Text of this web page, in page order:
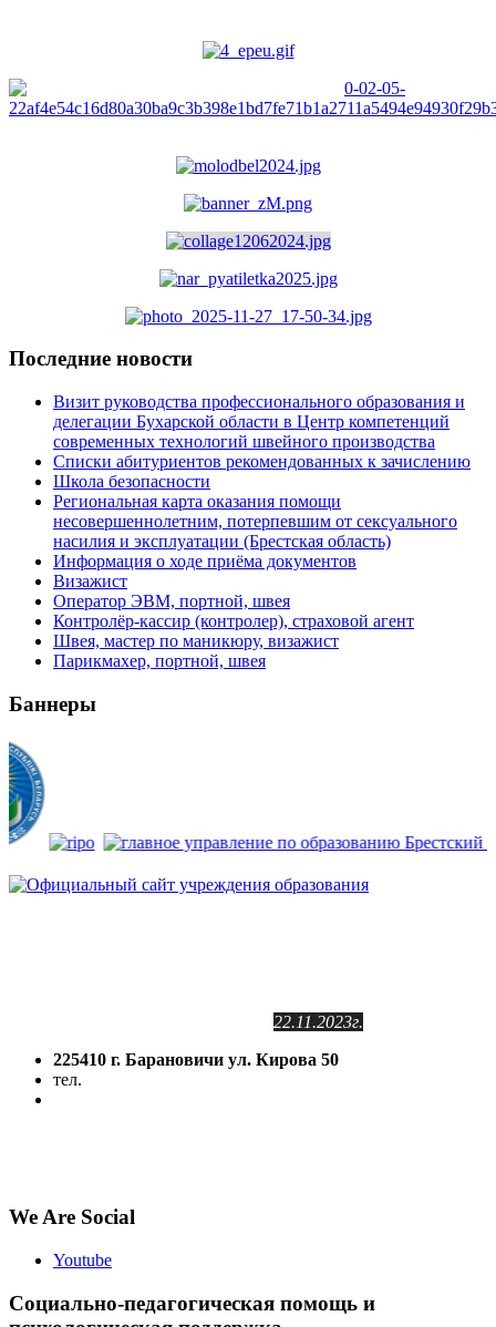
Последние новости
Визит руководства профессионального образования и
делегации Бухарской области в Центр компетенций
современных технологий швейного производства
Списки абитуриентов рекомендованных к зачислению
Школа безопасности
Региональная карта оказания помощи
несовершеннолетним, потерпевшим от сексуального
насилия и эксплуатации (Брестская область)
Информация о ходе приёма документов
Визажист
Оператор ЭВМ, портной, швея
Контролёр-кассир (контролер), страховой агент
Швея, мастер по маникюру, визажист
Парикмахер, портной, швея
Баннеры
22.11.2023г.
225410 г. Барановичи ул. Кирова 50
тел.
We Are Social
Youtube
Социально-педагогическая помощь и